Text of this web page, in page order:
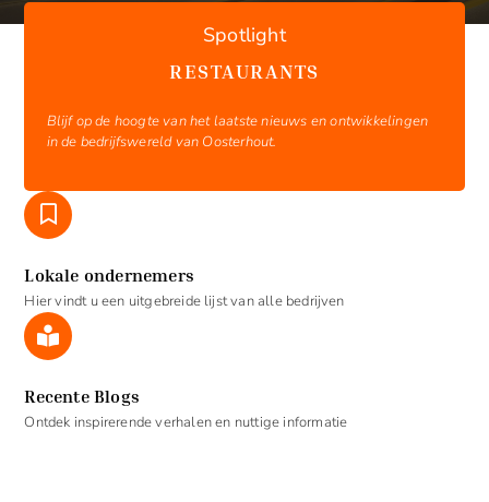
Lokale ondernemers
Hier vindt u een uitgebreide lijst van alle bedrijven
Recente Blogs
Ontdek inspirerende verhalen en nuttige informatie
Spotlight
RESTAURANTS
Blijf op de hoogte van het laatste nieuws en ontwikkelingen
in de bedrijfswereld van Oosterhout.